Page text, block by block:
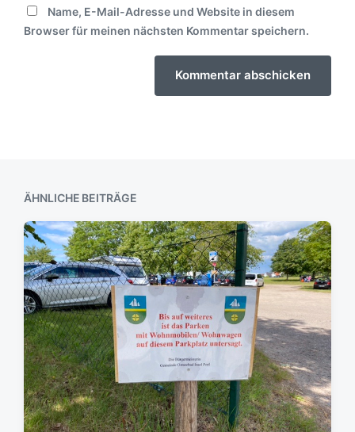
Name, E-Mail-Adresse und Website in diesem
Browser für meinen nächsten Kommentar speichern.
ÄHNLICHE BEITRÄGE